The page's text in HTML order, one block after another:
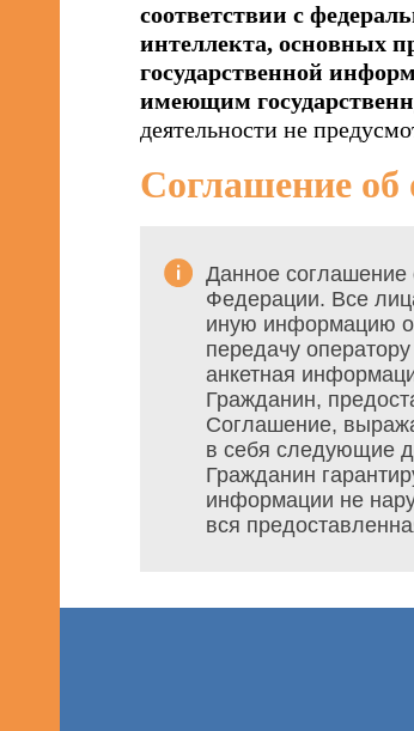
соответствии с
интеллекта, основных
государственной
имеющим
деятельности не
Соглашение об
Данное соглашение
Федерации. Все
иную информацию
передачу
анкетная
Гражданин,
Соглашение,
в себя следующие
Гражданин
информации не
вся